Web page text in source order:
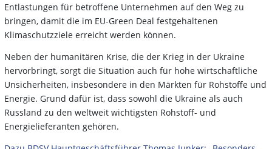
Entlastungen für betroffene Unternehmen auf den Weg zu
bringen, damit die im EU-Green Deal festgehaltenen
Klimaschutzziele erreicht werden können.
Neben der humanitären Krise, die der Krieg in der Ukraine
hervorbringt, sorgt die Situation auch für hohe wirtschaftliche
Unsicherheiten, insbesondere in den Märkten für Rohstoffe und
Energie. Grund dafür ist, dass sowohl die Ukraine als auch
Russland zu den weltweit wichtigsten Rohstoff- und
Energielieferanten gehören.